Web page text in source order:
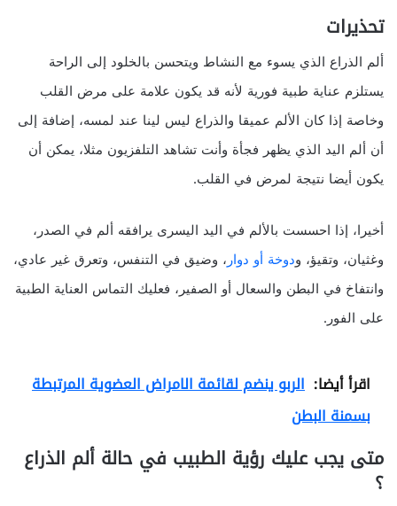
تحذيرات
ألم الذراع الذي يسوء مع النشاط ويتحسن بالخلود إلى الراحة
يستلزم عناية طبية فورية لأنه قد يكون علامة على مرض القلب
وخاصة إذا كان الألم عميقا والذراع ليس لينا عند لمسه، إضافة إلى
أن ألم اليد الذي يظهر فجأة وأنت تشاهد التلفزيون مثلا، يمكن أن
يكون أيضا نتيجة لمرض في القلب.
أخيرا، إذا احسست بالألم في اليد اليسرى يرافقه ألم في الصدر،
وغثيان، وتقيؤ، ودوخة أو دوار، وضيق في التنفس، وتعرق غير عادي،
وانتفاخ في البطن والسعال أو الصفير، فعليك التماس العناية الطبية
على الفور.
اقرأ أيضا: الربو ينضم لقائمة الامراض العضوية المرتبطة
بسمنة البطن
متى يجب عليك رؤية الطبيب في حالة ألم الذراع
؟